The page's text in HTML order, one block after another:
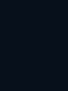
y PC?